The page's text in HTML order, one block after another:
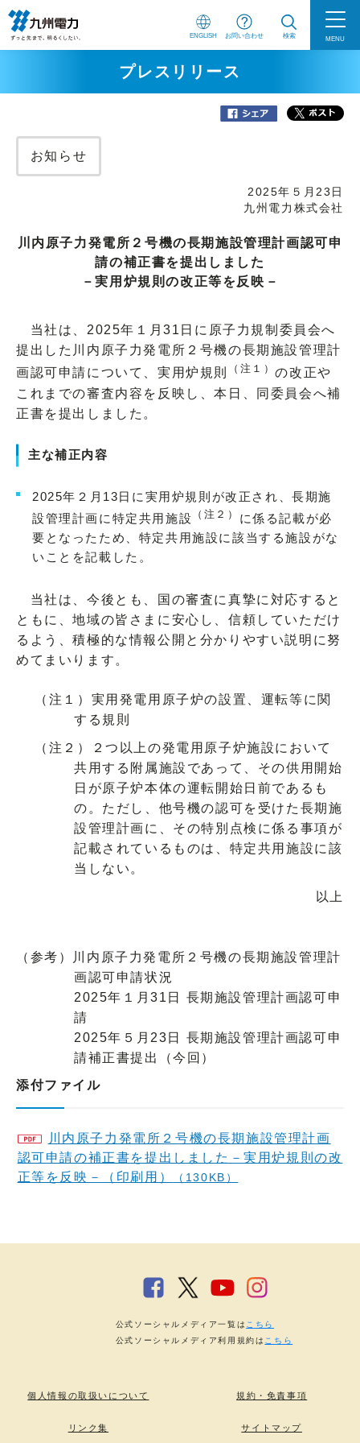
ENGLISH お問い合わせ 検索 MENU
プレスリリース
お知らせ
2025年５月23日
九州電力株式会社
川内原子力発電所２号機の長期施設管理計画認可申
請の補正書を提出しました
－実用炉規則の改正等を反映－
当社は、2025年１月31日に原子力規制委員会へ
提出した川内原子力発電所２号機の長期施設管理計
画認可申請について、実用炉規則
（注１） の改正や
これまでの審査内容を反映し、本日、同委員会へ補
正書を提出しました。
主な補正内容
2025年２月13日に実用炉規則が改正され、長期施
設管理計画に特定共用施設
（注２） に係る記載が必
要となったため、特定共用施設に該当する施設がな
いことを記載した。
当社は、今後とも、国の審査に真摯に対応すると
ともに、地域の皆さまに安心し、信頼していただけ
るよう、積極的な情報公開と分かりやすい説明に努
めてまいります。
（注１）実用発電用原子炉の設置、運転等に関
する規則
（注２）２つ以上の発電用原子炉施設において
共用する附属施設であって、その供用開始
日が原子炉本体の運転開始日前であるも
の。ただし、他号機の認可を受けた長期施
設管理計画に、その特別点検に係る事項が
記載されているものは、特定共用施設に該
当しない。
以上
（参考）川内原子力発電所２号機の長期施設管理計
画認可申請状況
2025年１月31日 長期施設管理計画認可申
請
2025年５月23日 長期施設管理計画認可申
請補正書提出（今回）
添付ファイル
川内原子力発電所２号機の長期施設管理計画
認可申請の補正書を提出しました－実用炉規則の改
正等を反映－（印刷用）
（130KB）
個人情報の取扱いについて 規約・免責事項
リンク集 サイトマップ
公式ソーシャルメディア一覧は こちら
公式ソーシャルメディア利用規約は こちら